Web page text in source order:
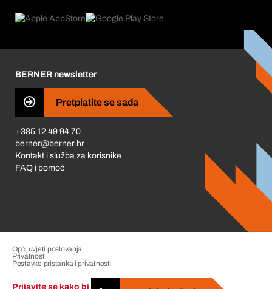
Prijavite se kako bi
Što nas pokreće
Business Conduct
BERNER newsletter
Pretplatite se sada
+385 12 49 94 70
berner@berner.hr
Kontakt i služba za korisnike
FAQ i pomoć
Opći uvjeti poslovanja
Privatnost
Postavke pristanka i privatnosti
Upravljanje pritužbama